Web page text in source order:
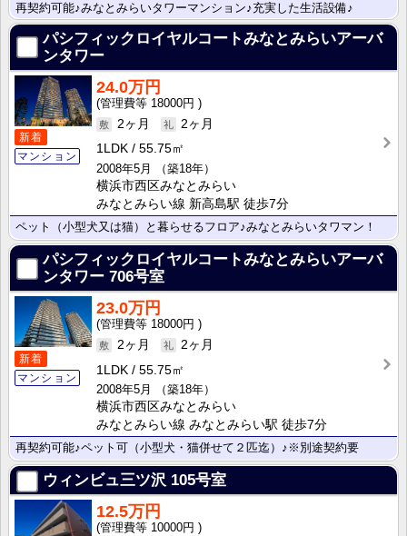
再契約可能♪みなとみらいタワーマンション♪充実した生活設備♪
パシフィックロイヤルコートみなとみらいアーバ
ンタワー
新着
マンション
24.0万円
18000円
2ヶ月
2ヶ月
1LDK
55.75㎡
2008年5月
（築18年）
横浜市西区みなとみらい
みなとみらい線 新高島駅 徒歩7分
ペット（小型犬又は猫）と暮らせるフロア♪みなとみらいタワマン！
パシフィックロイヤルコートみなとみらいアーバ
ンタワー 706号室
新着
マンション
23.0万円
18000円
2ヶ月
2ヶ月
1LDK
55.75㎡
2008年5月
（築18年）
横浜市西区みなとみらい
みなとみらい線 みなとみらい駅 徒歩7分
再契約可能♪ペット可（小型犬・猫併せて２匹迄）♪※別途契約要
ウィンビュ三ツ沢 105号室
12.5万円
10000円